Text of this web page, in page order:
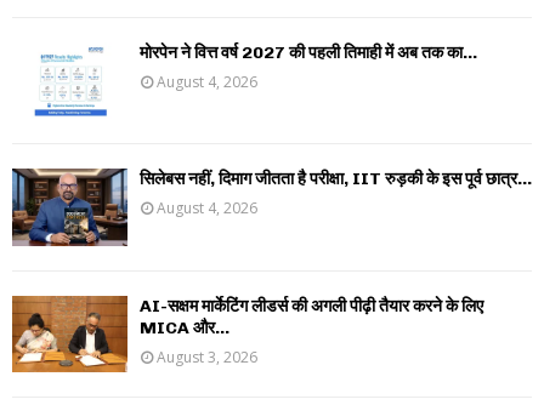
मोरपेन ने वित्त वर्ष 2027 की पहली तिमाही में अब तक का...
August 4, 2026
सिलेबस नहीं, दिमाग जीतता है परीक्षा, IIT रुड़की के इस पूर्व छात्र...
August 4, 2026
AI-सक्षम मार्केटिंग लीडर्स की अगली पीढ़ी तैयार करने के लिए
MICA और...
August 3, 2026